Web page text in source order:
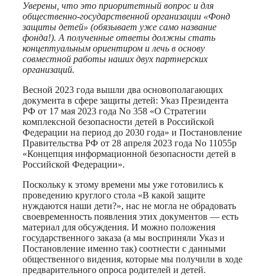
Уверены, что это приоритетный вопрос и для
общественно-государственной организации «Фонд
защиты детей» (обязывает уже само название
фонда!). А полученные ответы должны стать
концептуальным ориентиром и лечь в основу
совместной работы наших двух партнерских
организаций.
Весной 2023 года вышли два основополагающих
документа в сфере защиты детей: Указ Президента
РФ от 17 мая 2023 года No 358 «О Стратегии
комплексной безопасности детей в Российской
Федерации на период до 2030 года» и Постановление
Правительства РФ от 28 апреля 2023 года No 11055р
«Концепция информационной безопасности детей в
Российской Федерации».
Поскольку к этому времени мы уже готовились к
проведению круглого стола «В какой защите
нуждаются наши дети?», нас не могла не обрадовать
своевременность появления этих документов — есть
материал для обсуждения. И можно положения
государственного заказа (а мы восприняли Указ и
Постановление именно так) соотнести с данными
общественного видения, которые мы получили в ходе
предварительного опроса родителей и детей.